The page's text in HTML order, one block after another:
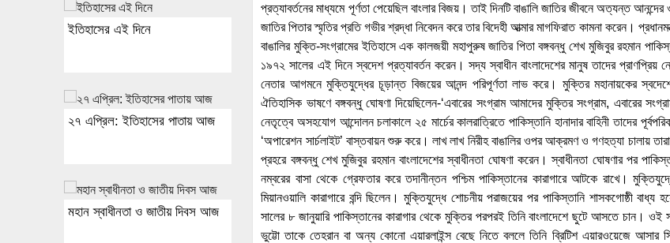
ইতিহাসের এই দিনে
২৭ এপ্রিল: ইতিহাসের পাতায় আজ
মহান স্বাধীনতা ও জাতীয় দিবস আজ
প্রত্যাবর্তনের মাধ্যমে পূর্ণতা পেয়েছিল বাংলার বিজয়। তাই দিনটি বাঙালি জাতির জীবনে অত্যন্ত
জাতির পিতার স্মৃতির প্রতি গভীর শ্রদ্ধা নিবেদন করে তার বিদেহী আত্মার মাগফিরাত কামনা করেন।
বাঙালির মুক্তি-সংগ্রামের ইতিহাসে এক কালজয়ী মহাপুরুষ জাতির পিতা বঙ্গবন্ধু শেখ মুজিবুর রহমান
১৯৭২ সালের এই দিনে স্বদেশ প্রত্যাবর্তন করেন। সদ্য স্বাধীন বাংলাদেশের মানুষ তাদের প্রাণপ্রিয়
নেতার আগমনে মুক্তিযুদ্ধের চূড়ান্ত বিজয়ের আনন্দ পরিপূর্ণতা লাভ করে। মুক্তির মহানায়কের
ঐতিহাসিক ভাষণে বঙ্গবন্ধু ঘোষণা দিয়েছিলেন-‘এবারের সংগ্রাম আমাদের মুক্তির সংগ্রাম, এবারের
নেতৃত্বে অসহযোগ আন্দোলন চলাকালে ২৫ মার্চের কালরাত্রিতে পাকিস্তানি হানাদার বাহিনী তাদের
‘অপারেশন সার্চলাইট’ বাস্তবায়ন শুরু করে। লাখ লাখ নিরীহ বাঙালির ওপর আক্রমণ ও গণহত্যা চালায়
প্রহরে বঙ্গবন্ধু শেখ মুজিবুর রহমান বাংলাদেশের স্বাধীনতা ঘোষণা করেন। স্বাধীনতা ঘোষণার পর
নম্বরের বাসা থেকে গ্রেফতার করে তদানীন্তন পশ্চিম পাকিস্তানের কারাগারে আটকে রাখে।
মিয়ানওয়ালি কারাগারে বন্দি ছিলেন। মুক্তিযুদ্ধে শোচনীয় পরাজয়ের পর পাকিস্তানি শাসকগোষ্ঠী
সালের ৮ জানুয়ারি পাকিস্তানের কারাগার থেকে মুক্তির পরপরই তিনি বাংলাদেশে ছুটে আসতে চান। ওই
ভুট্টো তাকে তেহরান বা অন্য কোনো এয়ারলাইন্স বেছে নিতে বললে তিনি ব্রিটিশ এয়ারওয়েজে আসার